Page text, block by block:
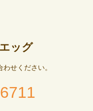
ッグ
せください。